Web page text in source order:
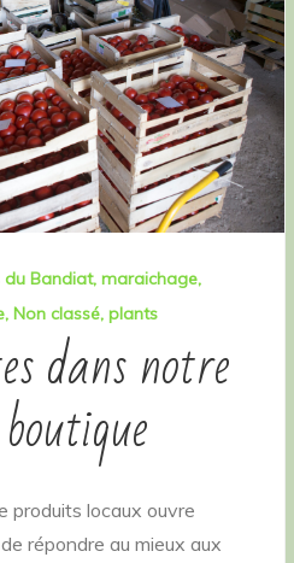
du Bandiat maraichage
Non classé plants
dans notre
produits locaux ouvre
répondre au mieux aux